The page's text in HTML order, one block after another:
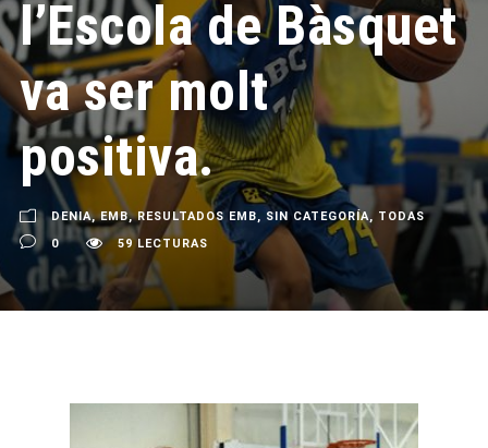
l’Escola de Bàsquet
va ser molt
positiva.
DENIA, EMB, RESULTADOS EMB, SIN CATEGORÍA, TODAS
0
59 LECTURAS